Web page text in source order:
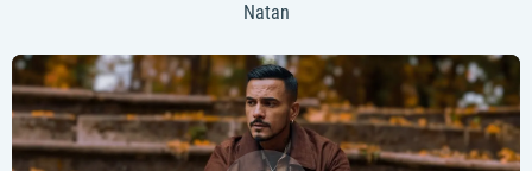
Natan